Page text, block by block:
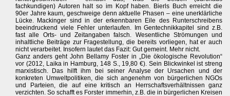
fachkundigen) Autoren halt so im Kopf haben. Bierls Buch erreicht die
90er Jahre kaum, geschweige denn aktuelle Phasen – eine unerklärliche
Lücke. Mackinger sind in der erkennbaren Eile des Runterschreibens
beeindruckend viele Fehler unterlaufen. Im Gentechnikkapitel sind z.B.
fast alle Orts- und Zeitangaben falsch. Wesentliche Strömungen und
inhaltliche Beiträge zur Fragestellung, die bereits vorliegen, hat er auch
nicht verarbeitet. Insofern lautet das Fazit: Gut gemeint. Mehr nicht.
Ganz anders geht John Bellamy Foster in „Die ökologische Revolution“
vor (2012, Laika in Hamburg, 148 S., 19,80 €). Sein Blickwinkel ist streng
marxistisch. Das hilft ihm bei seiner Analyse der Ursachen und der
konkreten Umweltpolitiken, die sich angenehm von bürgerlichen NGOs
und Parteien, die auf eine kritisch an Herrschaftsverhältnissen ganz
verzichten. So schafft es Forster immerhin, z.B. die in bürgerlichen Kreisen